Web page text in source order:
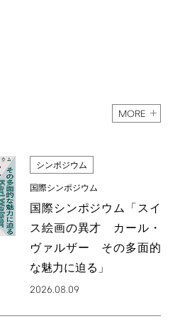
MORE
シンポジウム
国際シンポジウム
国際シンポジウム「スイ
ス絵画の異才 カール・
ヴァルザー その多面的
な魅力に迫る」
2026.08.09